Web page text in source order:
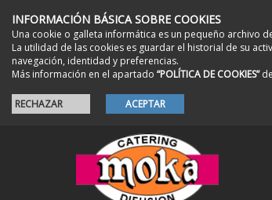
INFORMACIÓN BÁSICA SOBRE COOKIES
Una cookie o galleta informática es un pequeño archivo
La utilidad de las cookies es guardar el historial de su
navegación, identidad y preferencias.
Más información en el apartado “POLÍTICA DE COOKIES”
RECHAZAR ACEPTAR